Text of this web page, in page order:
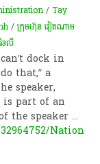
/Tay
/ក្រុមហ៊ុន វៀតណាម
ៃលី
dock in
that,” a
speaker,
is part of an
the speaker...
Nation